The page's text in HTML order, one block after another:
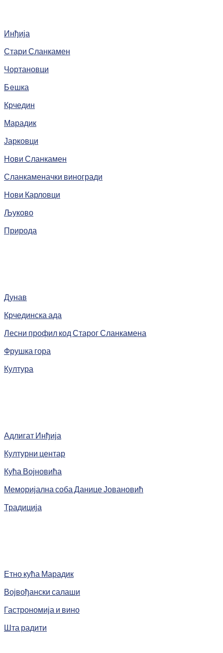
Инђија
Стари Сланкамен
Чортановци
Бeшка
Крчедин
Марадик
Јарковци
Нови Сланкамен
Сланкаменачки виногради
Нови Карловци
Љуково
Природа
Дунав
Крчединска ада
Лесни профил код Старог Сланкамена
Фрушка гора
Култура
Адлигат Инђија
Културни центар
Кућа Војновића
Меморијална соба Данице Јовановић
Традиција
Етно кућа Марадик
Војвођански салаши
Гастрономија и вино
Шта радити